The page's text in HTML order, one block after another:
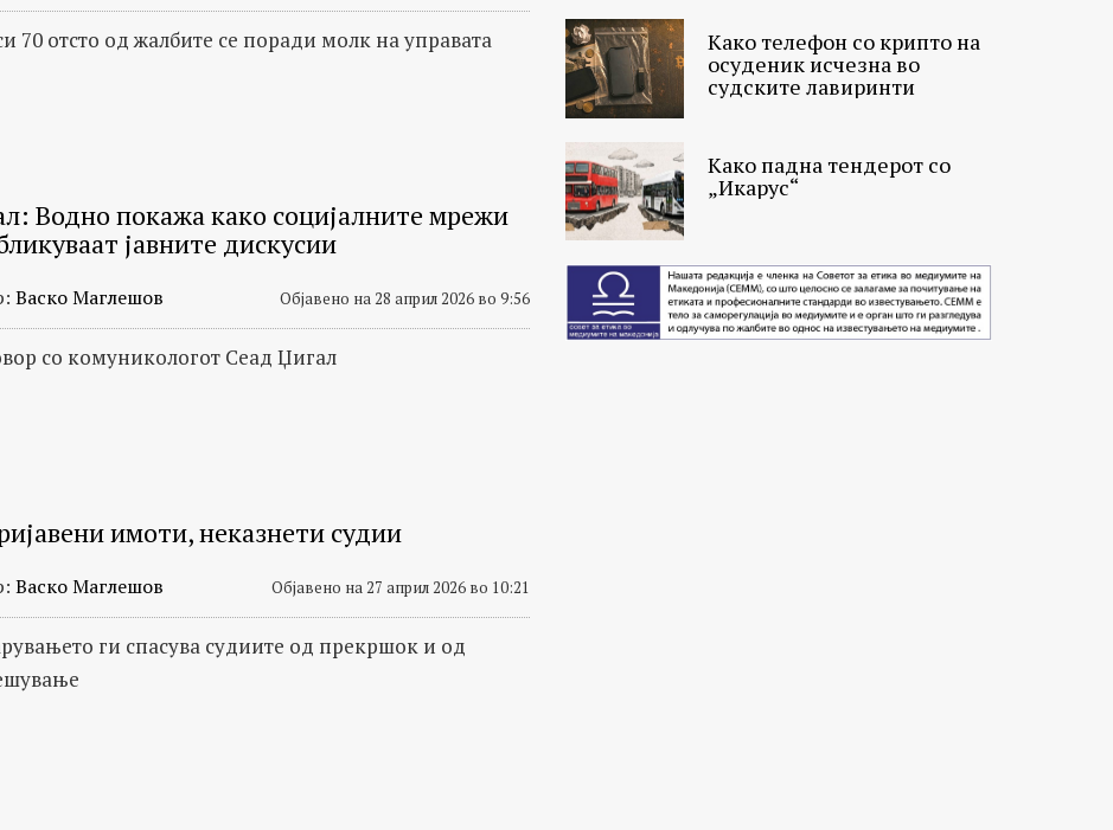
70 отсто од жалбите се поради молк на управата
Водно покажа како социјалните мрежи
јавните дискусии
Васко Маглешов Објавено на 28 април 2026 во 9:56
со комуникологот Сеад Џигал
имоти, неказнети судии
Васко Маглешов Објавено на 27 април 2026 во 10:21
ги спасува судиите од прекршок и од
Како телефон со крипто на
осуденик исчезна во
судските лавиринти
Како падна тендерот со
„Икарус“